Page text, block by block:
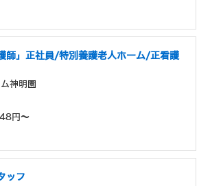
師」正社員/特別養護老人ホーム/正看護
神明園
円～
ッフ